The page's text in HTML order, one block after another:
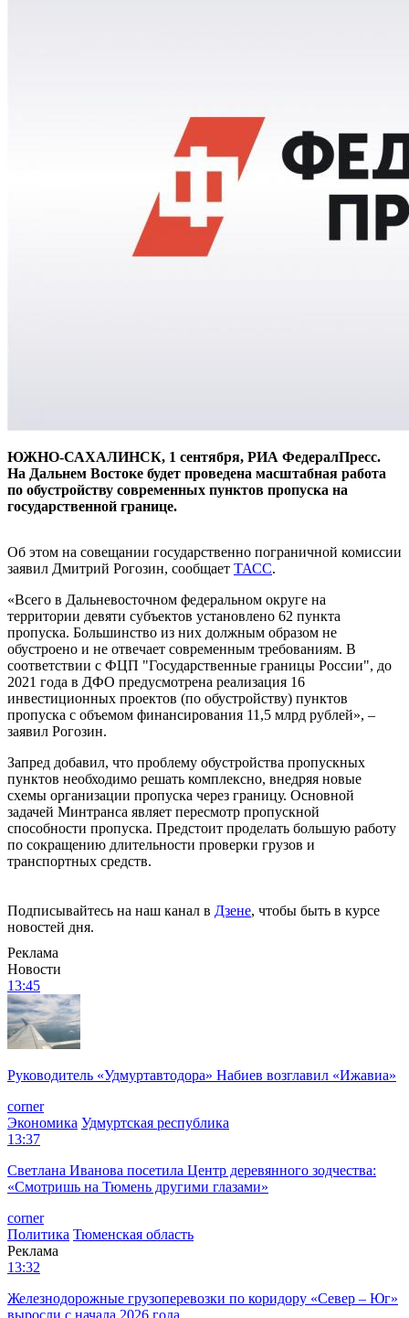
ЮЖНО-САХАЛИНСК, 1 сентября, РИА ФедералПресс.
На Дальнем Востоке будет проведена масштабная работа
по обустройству современных пунктов пропуска на
государственной границе.
Об этом на совещании государственно пограничной комиссии
заявил Дмитрий Рогозин, сообщает ТАСС.
«Всего в Дальневосточном федеральном округе на
территории девяти субъектов установлено 62 пункта
пропуска. Большинство из них должным образом не
обустроено и не отвечает современным требованиям. В
соответствии с ФЦП "Государственные границы России", до
2021 года в ДФО предусмотрена реализация 16
инвестиционных проектов (по обустройству) пунктов
пропуска с объемом финансирования 11,5 млрд рублей», –
заявил Рогозин.
Запред добавил, что проблему обустройства пропускных
пунктов необходимо решать комплексно, внедряя новые
схемы организации пропуска через границу. Основной
задачей Минтранса являет пересмотр пропускной
способности пропуска. Предстоит проделать большую работу
по сокращению длительности проверки грузов и
транспортных средств.
Подписывайтесь на наш канал в Дзене, чтобы быть в курсе
новостей дня.
Реклама
Новости
13:45
Руководитель «Удмуртавтодора» Набиев возглавил «Ижавиа»
corner
Экономика Удмуртская республика
13:37
Светлана Иванова посетила Центр деревянного зодчества:
«Смотришь на Тюмень другими глазами»
corner
Политика Тюменская область
Реклама
13:32
Железнодорожные грузоперевозки по коридору «Север – Юг»
выросли с начала 2026 года